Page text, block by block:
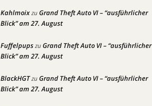
KahlmoixzuGrand Theft Auto VI – “ausführlicher
Blick” am 27. August
FuffelpupszuGrand Theft Auto VI – “ausführlicher
Blick” am 27. August
BlackHGTzuGrand Theft Auto VI – “ausführlicher
Blick” am 27. August